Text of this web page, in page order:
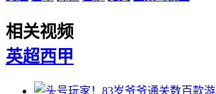
相关视频
英超西甲